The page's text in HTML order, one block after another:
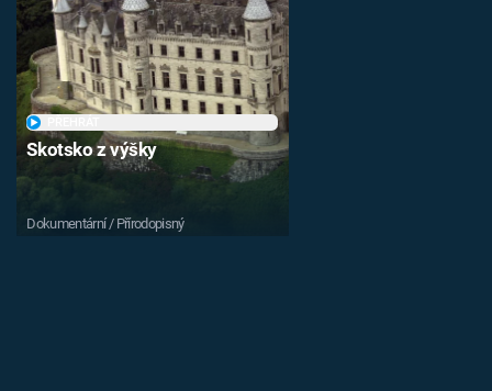
Skotsko z výšky
Dokumentární / Přírodopisný